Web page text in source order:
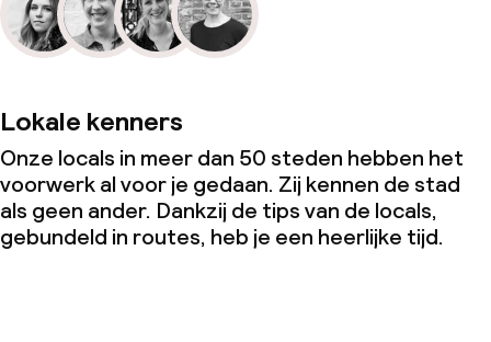
Lokale kenners
Onze locals in meer dan 50 steden hebben het
voorwerk al voor je gedaan. Zij kennen de stad
als geen ander. Dankzij de tips van de locals,
gebundeld in routes, heb je een heerlijke tijd.